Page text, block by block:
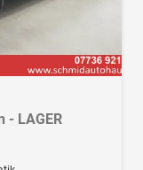
- LAGER